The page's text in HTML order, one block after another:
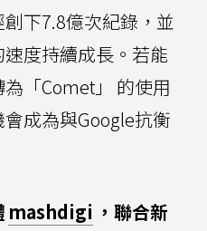
下7.8億次紀錄，並
度持續成長。若能
「Comet」 的使用
成為與Google抗衡
mashdigi ，聯合新